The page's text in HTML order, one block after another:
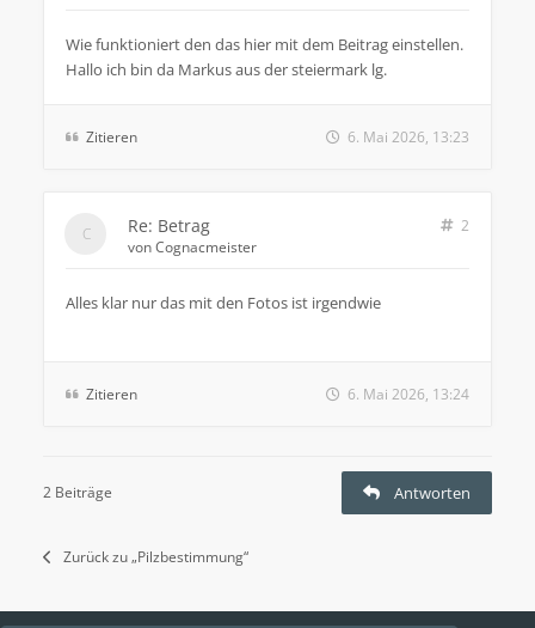
Wie funktioniert den das hier mit dem Beitrag einstellen.
Hallo ich bin da Markus aus der steiermark lg.
Zitieren 6. Mai 2026, 13:23
Re: Betrag
2
vonCognacmeister
Alles klar nur das mit den Fotos ist irgendwie
Zitieren 6. Mai 2026, 13:24
2 Beiträge Antworten
Zurück zu „Pilzbestimmung“